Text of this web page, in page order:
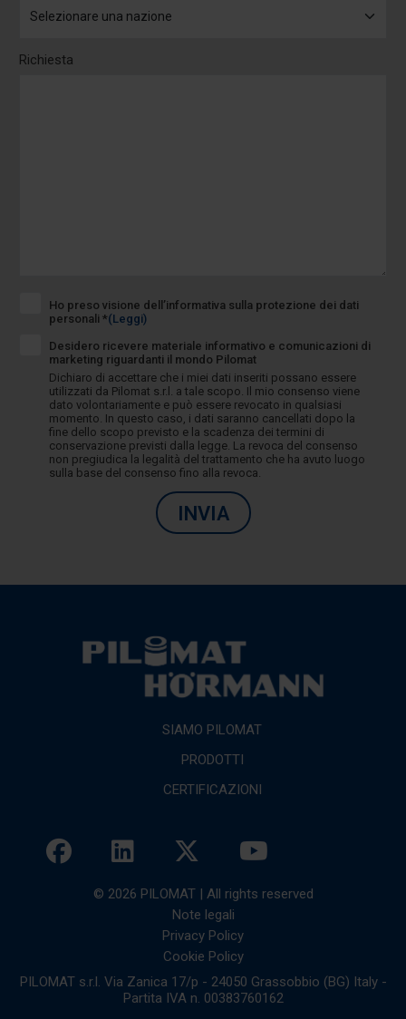
Richiesta
Ho preso visione dell’informativa sulla protezione dei dati
personali *(Leggi)
Desidero ricevere materiale informativo e comunicazioni di
marketing riguardanti il mondo Pilomat
Dichiaro di accettare che i miei dati inseriti possano essere
utilizzati da Pilomat s.r.l. a tale scopo. Il mio consenso viene
dato volontariamente e può essere revocato in qualsiasi
momento. In questo caso, i dati saranno cancellati dopo la
fine dello scopo previsto e la scadenza dei termini di
conservazione previsti dalla legge. La revoca del consenso
non pregiudica la legalità del trattamento che ha avuto luogo
sulla base del consenso fino alla revoca.
INVIA
SIAMO PILOMAT
PRODOTTI
CERTIFICAZIONI
© 2026 PILOMAT | All rights reserved
Note legali
Privacy Policy
Cookie Policy
PILOMAT s.r.l. Via Zanica 17/p - 24050 Grassobbio (BG) Italy -
Partita IVA n. 00383760162